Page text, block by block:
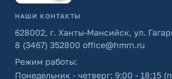
НАШИ КОНТАКТЫ
628002, г. Ханты-Мансийск, ул.
8 (3467) 352800 office@hmrn.ru
Режим работы:
Понедельник - четверг: 9:00 - 18:15